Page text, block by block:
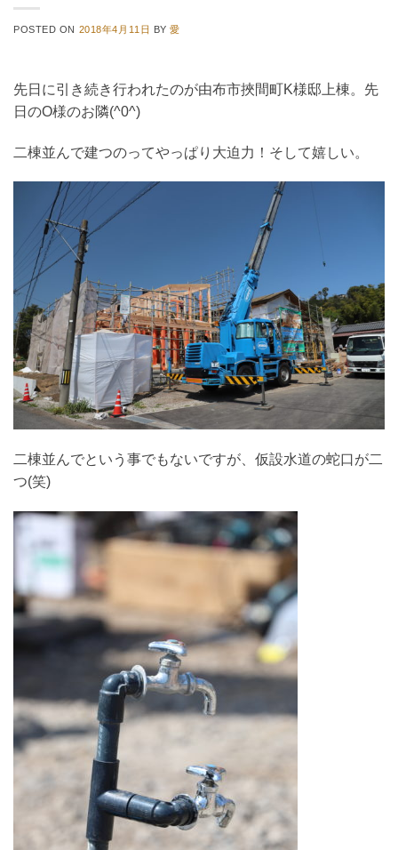
POSTED ON 2018年4月11日 BY愛
先日に引き続き行われたのが由布市挾間町K様邸上棟。先
日のO様のお隣(^0^)
二棟並んで建つのってやっぱり大迫力！そして嬉しい。
二棟並んでという事でもないですが、仮設水道の蛇口が二
つ(笑)